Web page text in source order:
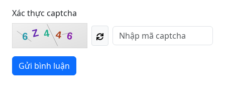
Xác thực captcha
6 Z 4 4 6
Gửi bình luận